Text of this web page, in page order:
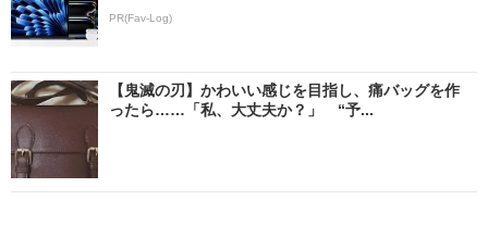
PR(Fav-Log)
【鬼滅の刃】かわいい感じを目指し、痛バッグを作
ったら……「私、大丈夫か？」 “予...